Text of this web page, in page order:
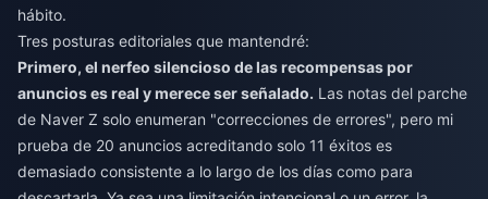
hábito.
Tres posturas editoriales que mantendré:
Primero, el nerfeo silencioso de las recompensas por
anuncios es real y merece ser señalado. Las notas del parche
de Naver Z solo enumeran "correcciones de errores", pero mi
prueba de 20 anuncios acreditando solo 11 éxitos es
demasiado consistente a lo largo de los días como para